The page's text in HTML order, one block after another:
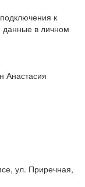
к
данные в личном
Анастасия
ул. Приречная,